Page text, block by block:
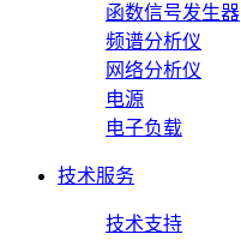
函数信号发生器
频谱分析仪
网络分析仪
电源
电子负载
技术服务
技术支持